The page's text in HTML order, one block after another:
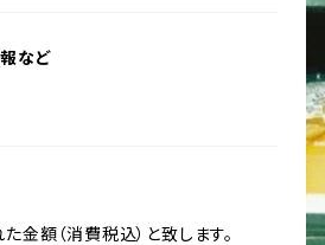
など
金額（消費税込）と致します。